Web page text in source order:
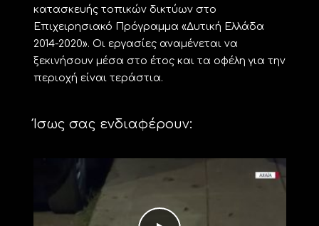
κατασκευής τοπικών δικτύων στο
Επιχειρησιακό Πρόγραμμα «Δυτική Ελλάδα
2014-2020». Οι εργασίες αναμένεται να
ξεκινήσουν μέσα στο έτος και τα οφέλη για την
περιοχή είναι τεράστια.
Ίσως σας ενδιαφέρουν: